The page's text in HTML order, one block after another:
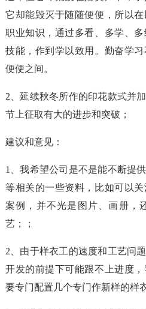
它却能毁灭于随随便便，所以
职业知识，通过多看、多学、
技能，作到学以致用。勤奋学
便便之间。
2、延续秋冬所作的印花款式并
节上征取有大的进步和突破；
建议和意见：
1、我希望公司是不是能不断提
等相关的一些资料，比如可以
案例，并不光是图片、画册，
艺；；
2、由于样衣工的速度和工艺问
开发的前提下可能跟不上进度
要专门配置几个专门作新样的样